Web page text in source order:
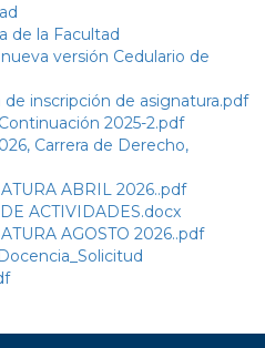
de la Facultad
versión Cedulario de
inscripción de asignatura.pdf
2025-2.pdf
Carrera de Derecho,
ABRIL 2026..pdf
ACTIVIDADES.docx
AGOSTO 2026..pdf